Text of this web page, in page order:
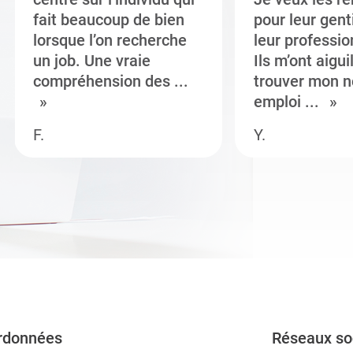
fait beaucoup de bien
lorsque l’on recherche
un job. Une vraie
compréhension des ...
F.
pour leur
leur
Ils m’ont
trouver mon
emploi ...
Y.
Réseaux